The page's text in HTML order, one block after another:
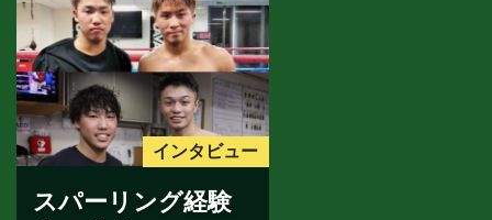
インタビュー
スパーリング経験